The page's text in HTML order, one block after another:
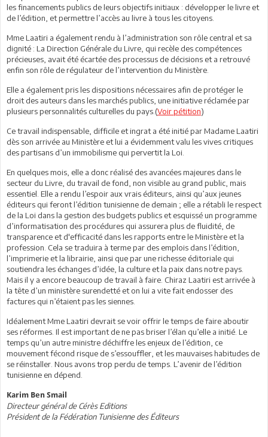
les financements publics de leurs objectifs initiaux : développer le livre et
de l’édition, et permettre l’accès au livre à tous les citoyens.
Mme Laatiri a également rendu à l’administration son rôle central et sa
dignité : La Direction Générale du Livre, qui recèle des compétences
précieuses, avait été écartée des processus de décisions et a retrouvé
enfin son rôle de régulateur de l’intervention du Ministère.
Elle a également pris les dispositions nécessaires afin de protéger le
droit des auteurs dans les marchés publics, une initiative réclamée par
plusieurs personnalités culturelles du pays.(Voir pétition)
Ce travail indispensable, difficile et ingrat a été initié par Madame Laatiri
dès son arrivée au Ministère et lui a évidemment valu les vives critiques
des partisans d’un immobilisme qui pervertit la Loi.
En quelques mois, elle a donc réalisé des avancées majeures dans le
secteur du Livre, du travail de fond, non visible au grand public, mais
essentiel. Elle a rendu l’espoir aux vrais éditeurs, ainsi qu’aux jeunes
éditeurs qui feront l’édition tunisienne de demain ; elle a rétabli le respect
de la Loi dans la gestion des budgets publics et esquissé un programme
d’informatisation des procédures qui assurera plus de fluidité, de
transparence et d'efficacité dans les rapports entre le Ministère et la
profession. Cela se traduira à terme par des emplois dans l’édition,
l’imprimerie et la librairie, ainsi que par une richesse éditoriale qui
soutiendra les échanges d’idée, la culture et la paix dans notre pays.
Mais il y a encore beaucoup de travail à faire. Chiraz Laatiri est arrivée à
la tête d’un ministère surendetté et on lui a vite fait endosser des
factures qui n’étaient pas les siennes.
Idéalement Mme Laatiri devrait se voir offrir le temps de faire aboutir
ses réformes. Il est important de ne pas briser l’élan qu’elle a initié. Le
temps qu’un autre ministre déchiffre les enjeux de l’édition, ce
mouvement fécond risque de s’essouffler, et les mauvaises habitudes de
se réinstaller. Nous avons trop perdu de temps. L’avenir de l’édition
tunisienne en dépend.
Karim Ben Smail
Directeur général de Cérès Editions
Président de la Fédération Tunisienne des Éditeurs